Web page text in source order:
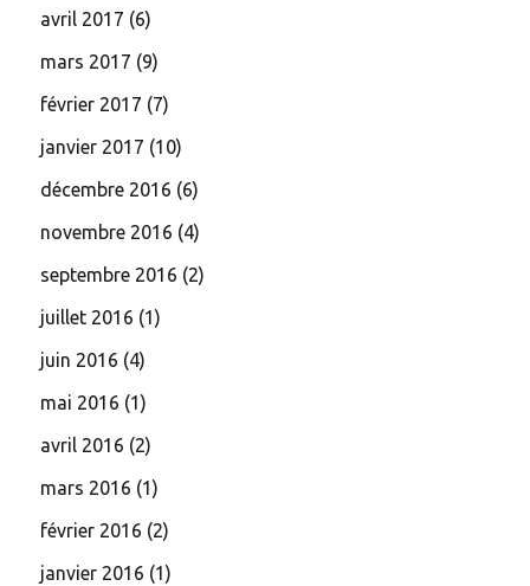
avril 2017 (6)
mars 2017 (9)
février 2017 (7)
janvier 2017 (10)
décembre 2016 (6)
novembre 2016 (4)
septembre 2016 (2)
juillet 2016 (1)
juin 2016 (4)
mai 2016 (1)
avril 2016 (2)
mars 2016 (1)
février 2016 (2)
janvier 2016 (1)